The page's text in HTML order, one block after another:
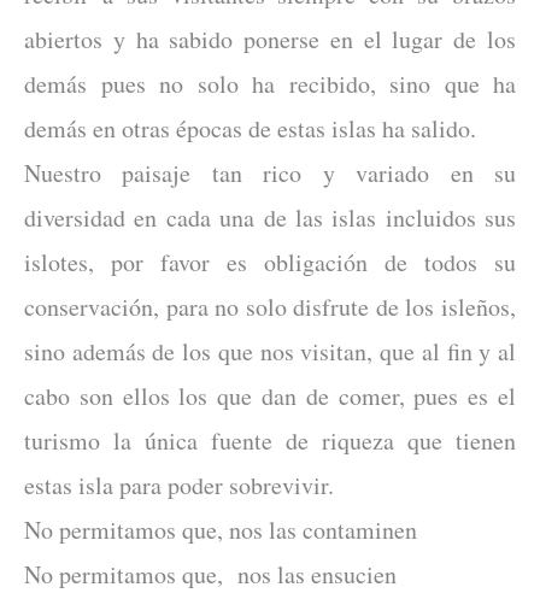
abiertos y ha sabido ponerse en el lugar de los
demás pues no solo ha recibido, sino que ha
demás en otras épocas de estas islas ha salido.
Nuestro paisaje tan rico y variado en su
diversidad en cada una de las islas incluidos sus
islotes, por favor es obligación de todos su
conservación, para no solo disfrute de los isleños,
sino además de los que nos visitan, que al fin y al
cabo son ellos los que dan de comer, pues es el
turismo la única fuente de riqueza que tienen
estas isla para poder sobrevivir.
No permitamos que, nos las contaminen
No permitamos que, nos las ensucien